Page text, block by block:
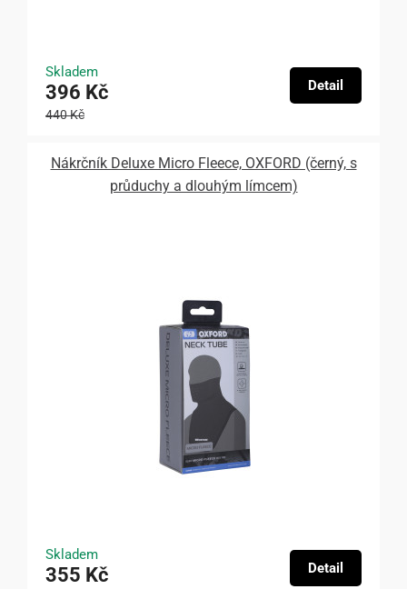
Skladem
396 Kč
440 Kč
Detail
Nákrčník Deluxe Micro Fleece, OXFORD (černý, s
průduchy a dlouhým límcem)
Skladem
355 Kč Detail